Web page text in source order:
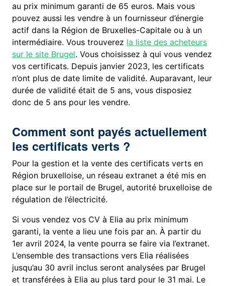
au prix minimum garanti de 65 euros. Mais vous
pouvez aussi les vendre à un fournisseur d’énergie
actif dans la Région de Bruxelles-Capitale ou à un
intermédiaire. Vous trouverez la liste des acheteurs
sur le site Brugel. Vous choisissez à qui vous vendez
vos certificats. Depuis janvier 2023, les certificats
n’ont plus de date limite de validité. Auparavant, leur
durée de validité était de 5 ans, vous disposiez
donc de 5 ans pour les vendre.
Comment sont payés actuellement
les certificats verts ?
Pour la gestion et la vente des certificats verts en
Région bruxelloise, un réseau extranet a été mis en
place sur le portail de Brugel, autorité bruxelloise de
régulation de l’électricité.
Si vous vendez vos CV à Elia au prix minimum
garanti, la vente a lieu une fois par an. À partir du
1er avril 2024, la vente pourra se faire via l’extranet.
L’ensemble des transactions vers Elia réalisées
jusqu’au 30 avril inclus seront analysées par Brugel
et transférées à Elia au plus tard pour le 31 mai. Le